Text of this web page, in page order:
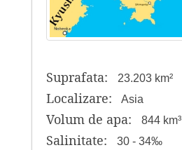
Suprafata: 23.203 km²
Localizare: Asia
Volum de apa: 844 km³
Salinitate: 30 - 34‰